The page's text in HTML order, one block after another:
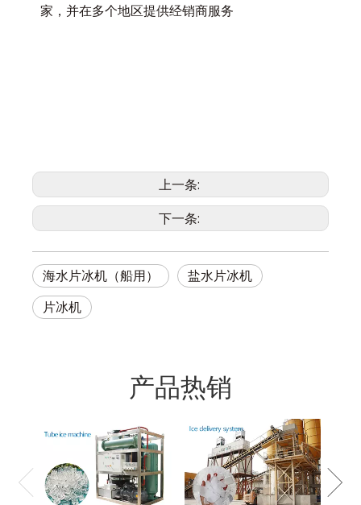
家，并在多个地区提供经销商服务
上一条:
下一条:
海水片冰机（船用）
盐水片冰机
片冰机
产品热销